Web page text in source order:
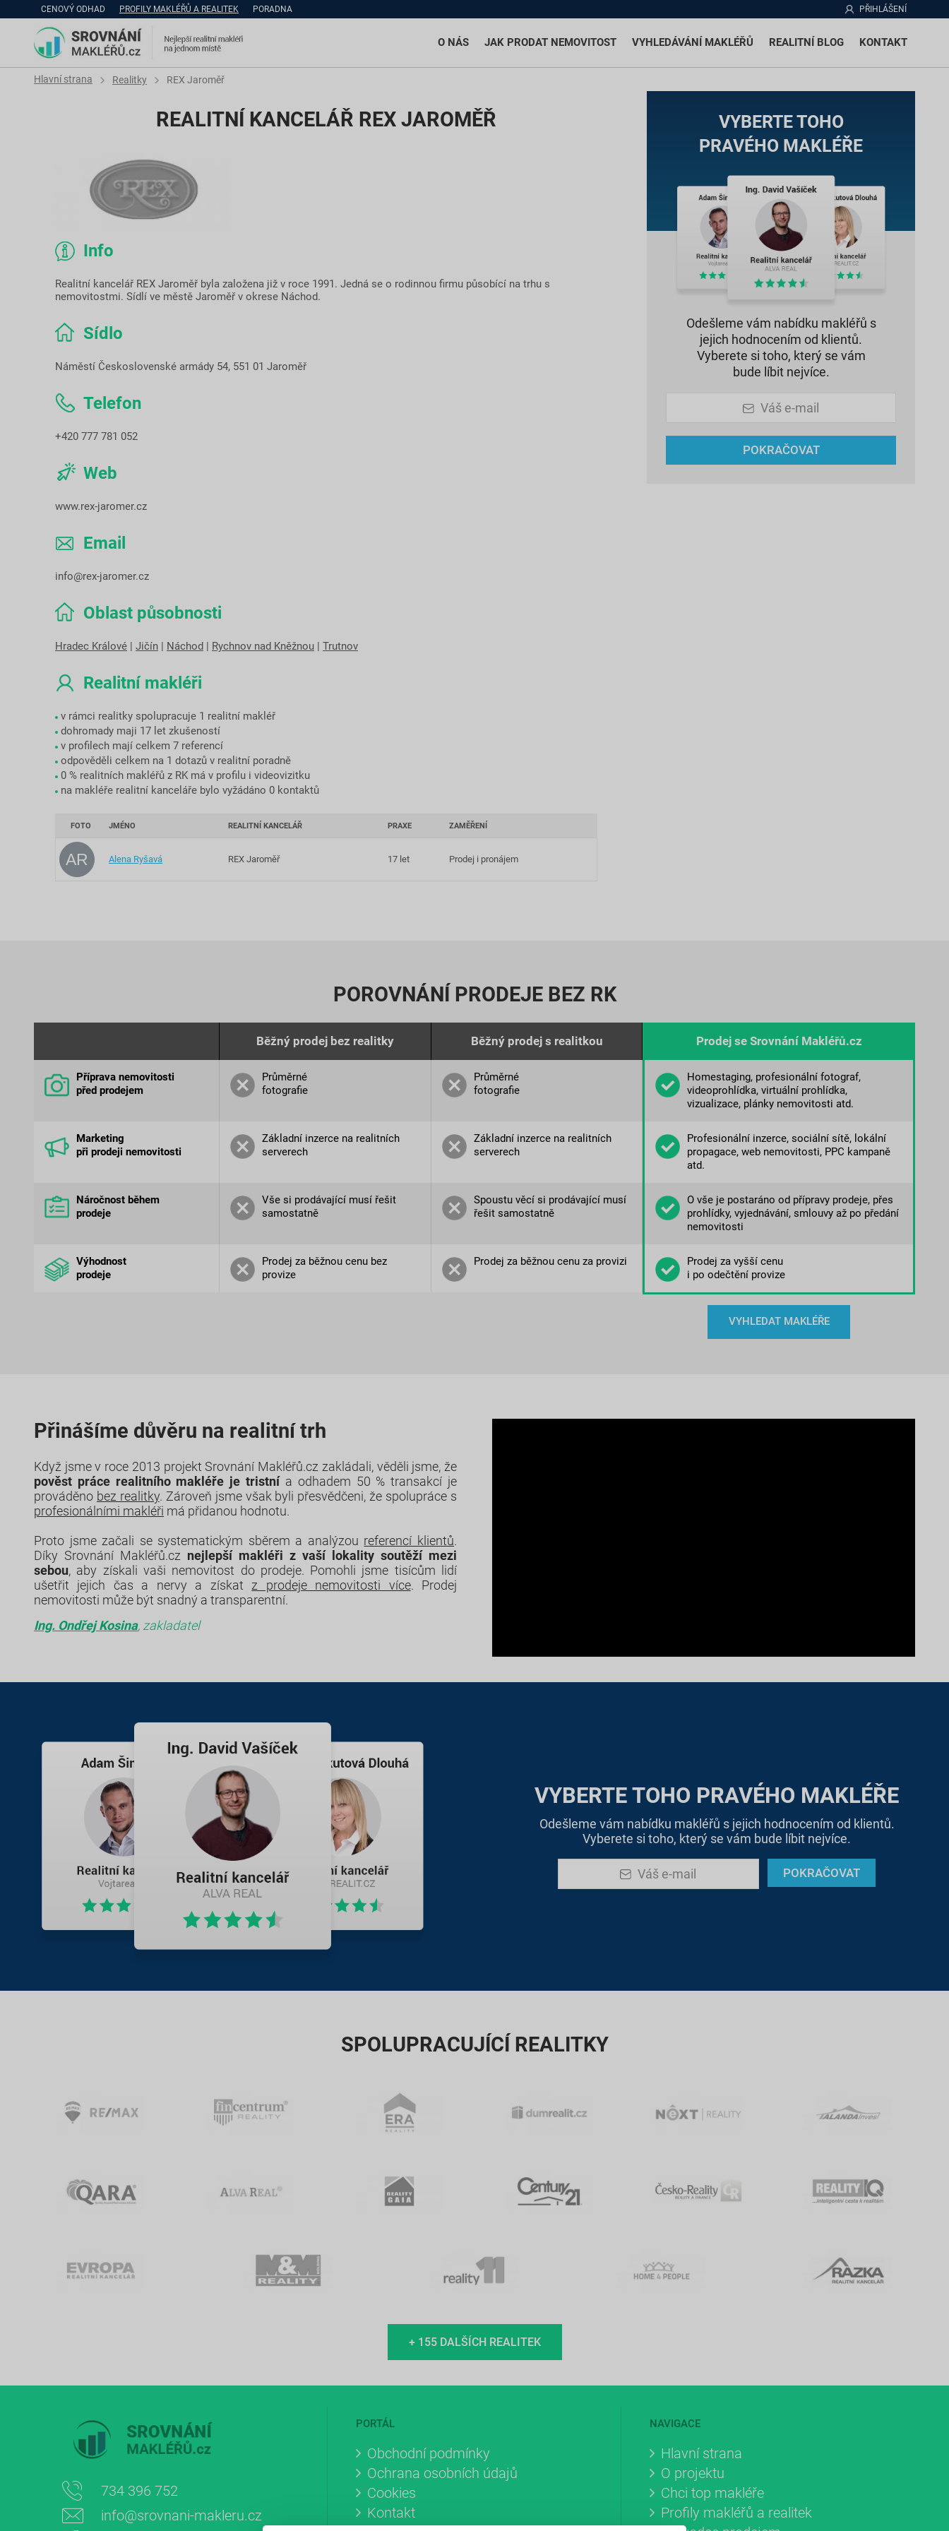
CENOVÝ ODHAD PROFILY MAKLÉŘŮ A REALITEK PORADNA PŘIHLÁŠENÍ
O NÁS JAK PRODAT NEMOVITOST VYHLEDÁVÁNÍ MAKLÉŘŮ REALITNÍ BLOG KONTAKT
Hlavní strana Realitky REX Jaroměř
REALITNÍ KANCELÁŘ REX JAROMĚŘ
Info
Realitní kancelář REX Jaroměř byla založena již v roce 1991. Jedná se o rodinnou firmu působící na trhu s
nemovitostmi. Sídlí ve městě Jaroměř v okrese Náchod.
Sídlo
Náměstí Československé armády 54, 551 01 Jaroměř
Telefon
+420 777 781 052
Web
www.rex-jaromer.cz
Email
info@rex-jaromer.cz
Oblast působnosti
Hradec Králové | Jičín | Náchod | Rychnov nad Kněžnou | Trutnov
Realitní makléři
v rámci realitky spolupracuje 1 realitní makléř
dohromady maji 17 let zkušeností
v profilech mají celkem 7 referencí
odpověděli celkem na 1 dotazů v realitní poradně
0 % realitních makléřů z RK má v profilu i videovizitku
na makléře realitní kanceláře bylo vyžádáno 0 kontaktů
FOTO JMÉNO REALITNÍ KANCELÁŘ PRAXE ZAMĚŘENÍ
AR Alena Ryšavá REX Jaroměř 17 let Prodej i pronájem
VYBERTE TOHO
PRAVÉHO MAKLÉŘE
Odešleme vám nabídku makléřů s
jejich hodnocením od klientů.
Vyberete si toho, který se vám
bude líbit nejvíce.
Váš e-mail
POKRAČOVAT
POROVNÁNÍ PRODEJE BEZ RK
Běžný prodej bez realitky Běžný prodej s realitkou Prodej se Srovnání Makléřů.cz
Příprava nemovitosti
před prodejem
Průměrné
fotografie
Průměrné
fotografie
Homestaging, profesionální fotograf,
videoprohlídka, virtuální prohlídka,
vizualizace, plánky nemovitosti atd.
Marketing
při prodeji nemovitosti
Základní inzerce na realitních
serverech
Základní inzerce na realitních
serverech
Profesionální inzerce, sociální sítě, lokální
propagace, web nemovitosti, PPC kampaně
atd.
Náročnost během
prodeje
Vše si prodávající musí řešit
samostatně
Spoustu věcí si prodávající musí
řešit samostatně
O vše je postaráno od přípravy prodeje, přes
prohlídky, vyjednávání, smlouvy až po předání
nemovitosti
Výhodnost
prodeje
Prodej za běžnou cenu bez
provize
Prodej za běžnou cenu za provizi
Prodej za vyšší cenu
i po odečtění provize
VYHLEDAT MAKLÉŘE
Přinášíme důvěru na realitní trh
Když jsme v roce 2013 projekt Srovnání Makléřů.cz zakládali, věděli jsme, že
pověst práce realitního makléře je tristnía odhadem 50 % transakcí je
prováděno bez realitky. Zároveň jsme však byli přesvědčeni, že spolupráce s
profesionálními makléři má přidanou hodnotu.
Proto jsme začali se systematickým sběrem a analýzou referencí klientů.
Díky Srovnání Makléřů.cz nejlepší makléři z vaší lokality soutěží mezi
sebou, aby získali vaši nemovitost do prodeje. Pomohli jsme tisícům lidí
ušetřit jejich čas a nervy a získat z prodeje nemovitosti více. Prodej
nemovitosti může být snadný a transparentní.
Ing. Ondřej Kosina, zakladatel
VYBERTE TOHO PRAVÉHO MAKLÉŘE
Odešleme vám nabídku makléřů s jejich hodnocením od klientů.
Vyberete si toho, který se vám bude líbit nejvíce.
Váš e-mail POKRAČOVAT
SPOLUPRACUJÍCÍ REALITKY
+ 155 DALŠÍCH REALITEK
734 396 752
info@srovnani-makleru.cz
PORTÁL
Obchodní podmínky
Ochrana osobních údajů
Cookies
Kontakt
NAVIGACE
Hlavní strana
O projektu
Chci top makléře
Profily makléřů a realitek